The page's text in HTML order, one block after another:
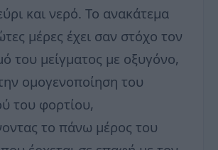
και νερό. Το ανακάτεμα
μέρες έχει σαν στόχο τον
του μείγματος με οξυγόνο,
ομογενοποίηση του
του φορτίου,
το πάνω μέρος του